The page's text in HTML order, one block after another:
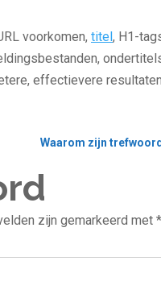
voorkomen, titel, H1-
effectievere
zijn gemarkeerd met *